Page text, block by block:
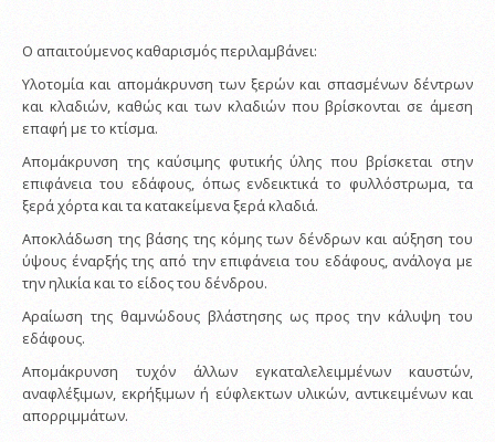
Ο απαιτούμενος καθαρισμός περιλαμβάνει:
Υλοτομία και απομάκρυνση των ξερών και σπασμένων δέντρων
και κλαδιών, καθώς και των κλαδιών που βρίσκονται σε άμεση
επαφή με το κτίσμα.
Απομάκρυνση της καύσιμης φυτικής ύλης που βρίσκεται στην
επιφάνεια του εδάφους, όπως ενδεικτικά το φυλλόστρωμα, τα
ξερά χόρτα και τα κατακείμενα ξερά κλαδιά.
Αποκλάδωση της βάσης της κόμης των δένδρων και αύξηση του
ύψους έναρξής της από την επιφάνεια του εδάφους, ανάλογα με
την ηλικία και το είδος του δένδρου.
Αραίωση της θαμνώδους βλάστησης ως προς την κάλυψη του
εδάφους.
Απομάκρυνση τυχόν άλλων εγκαταλελειμμένων καυστών,
αναφλέξιμων, εκρήξιμων ή εύφλεκτων υλικών, αντικειμένων και
απορριμμάτων.